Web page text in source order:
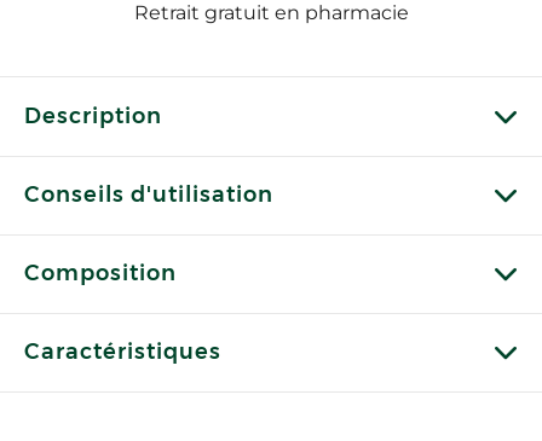
Retrait gratuit en pharmacie
Description
Conseils d'utilisation
Composition
Caractéristiques